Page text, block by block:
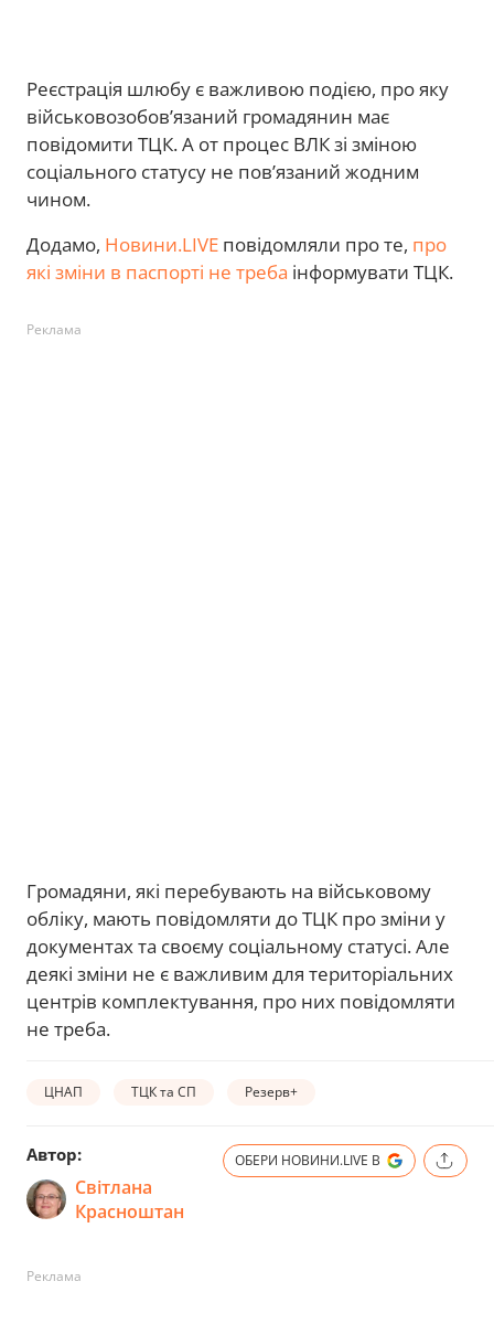
Реєстрація шлюбу є важливою подією, про яку
військовозобов’язаний громадянин має
повідомити ТЦК. А от процес ВЛК зі зміною
соціального статусу не пов’язаний жодним
чином.
Додамо, Новини.LIVE повідомляли про те, про
які зміни в паспорті не треба інформувати ТЦК.
Реклама
Громадяни, які перебувають на військовому
обліку, мають повідомляти до ТЦК про зміни у
документах та своєму соціальному статусі. Але
деякі зміни не є важливим для територіальних
центрів комплектування, про них повідомляти
не треба.
ЦНАП ТЦК та СП Резерв+
Автор:
Світлана
Красноштан
ОБЕРИ НОВИНИ.LIVE В
Реклама